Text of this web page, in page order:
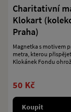
Charitativní
Klokart
Praha)
Magnetka s motivem
metra, kterou
Klokánek Fondu
50 Kč
Koupit